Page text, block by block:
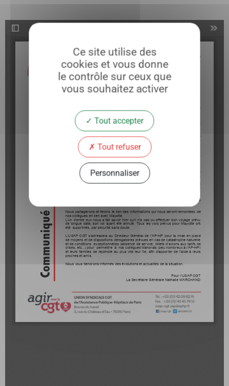
Ce site utilise des
cookies et vous donne
le contrôle sur ceux que
vous souhaitez activer
Tout accepter
Tout refuser
Personnaliser